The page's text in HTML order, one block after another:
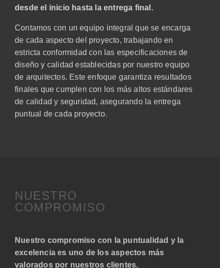
desde el inicio hasta la entrega final.
Contamos con un equipo integral que se encarga
de cada aspecto del proyecto, trabajando en
estricta conformidad con las especificaciones de
diseño y calidad establecidas por nuestro equipo
de arquitectos. Este enfoque garantiza resultados
finales que cumplen con los más altos estándares
de calidad y seguridad, asegurando la entrega
puntual de cada proyecto.
NUESTRO
COMPROMISO
Nuestro compromiso con la puntualidad y la
excelencia es uno de los aspectos más
valorados por nuestros clientes.